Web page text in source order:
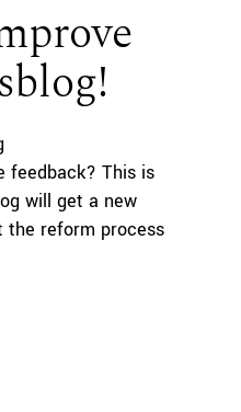
feedback? This is
will get a new
the reform process